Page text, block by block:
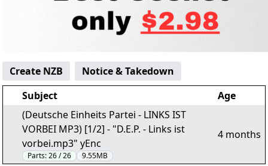
Create NZB
Notice & Takedown
Subject
Age
(Deutsche Einheits Partei - LINKS IST
VORBEI MP3) [1/2] - "D.E.P. - Links ist
vorbei.mp3" yEnc
Parts:26 / 26 9.55MB
4 months